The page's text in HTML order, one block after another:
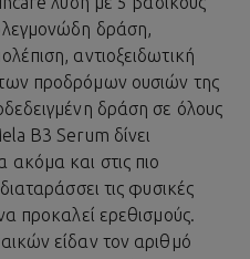
δράση,
αντιοξειδωτική
προδρόμων ουσιών της
δράση σε όλους
B3 Serum δίνει
και στις πιο
τις φυσικές
προκαλεί ερεθισμούς.
είδαν τον αριθμό